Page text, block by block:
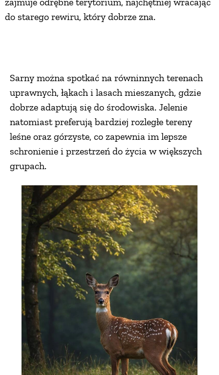
do starego rewiru, który dobrze zna.
Sarny można spotkać na równinnych terenach
uprawnych, łąkach i lasach mieszanych, gdzie
dobrze adaptują się do środowiska. Jelenie
natomiast preferują bardziej rozległe tereny
leśne oraz górzyste, co zapewnia im lepsze
schronienie i przestrzeń do życia w większych
grupach.